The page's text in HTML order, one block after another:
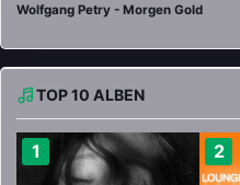
Wolfgang Petry - Morgen Gold
TOP 10 ALBEN
1 2